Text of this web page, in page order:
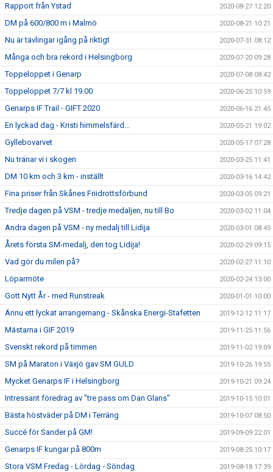
Rapport från Ystad 2020-08-27 12:20
DM på 600/800 m i Malmö 2020-08-21 10:21
Nu är tävlingar igång på riktigt 2020-07-31 08:12
Många och bra rekord i Helsingborg 2020-07-20 09:28
Toppeloppet i Genarp 2020-07-08 08:42
Toppeloppet 7/7 kl 19.00 2020-06-25 10:59
Genarps IF Trail - GIFT 2020 2020-06-16 21:45
En lyckad dag - Kristi himmelsfärd... 2020-05-21 19:02
Gyllebovarvet 2020-05-17 07:28
Nu tränar vi i skogen 2020-03-25 11:41
DM 10 km och 3 km - inställt 2020-03-16 14:42
Fina priser från Skånes Friidrottsförbund 2020-03-05 09:21
Tredje dagen på VSM - tredje medaljen, nu till Bo 2020-03-02 11:04
Andra dagen på VSM - ny medalj till Lidija 2020-03-01 08:45
Årets första SM-medalj, den tog Lidija! 2020-02-29 09:15
Vad gör du milen på? 2020-02-27 11:10
Löparmöte 2020-02-24 13:00
Gott Nytt År - med Runstreak 2020-01-01 10:00
Ännu ett lyckat arrangemang - Skånska Energi-Stafetten 2019-12-12 11:17
Mästarna i GIF 2019 2019-11-25 11:56
Svenskt rekord på timmen 2019-11-02 19:09
SM på Maraton i Växjö gav SM GULD 2019-10-26 19:55
Mycket Genarps IF i Helsingborg 2019-10-21 09:24
Intressant föredrag av "tre pass om Dan Glans" 2019-10-15 10:01
Bästa höstväder på DM i Terräng 2019-10-07 08:50
Succé för Sander på GM! 2019-09-09 22:01
Genarps IF kungar på 800m 2019-08-25 10:17
Stora VSM Fredag - Lördag - Söndag 2019-08-18 17:39